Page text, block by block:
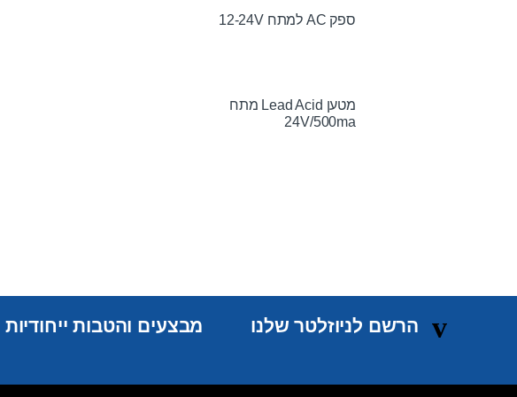
ספק AC למתח 12-24V
מטען Lead Acid מתח
24V/500ma
הרשם לניוזלטר שלנו מבצעים והטבות ייחודיות